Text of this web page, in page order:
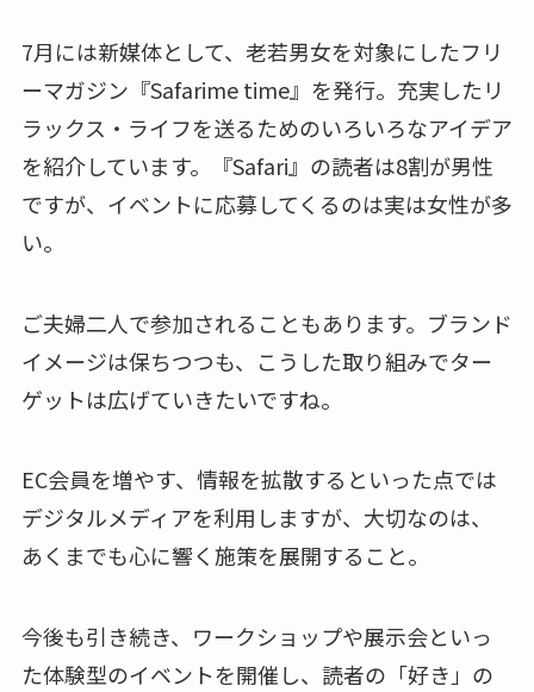
7月には新媒体として、老若男女を対象にしたフリ
ーマガジン『Safarime time』を発行。充実したリ
ラックス・ライフを送るためのいろいろなアイデア
を紹介しています。『Safari』の読者は8割が男性
ですが、イベントに応募してくるのは実は女性が多
い。
ご夫婦二人で参加されることもあります。ブランド
イメージは保ちつつも、こうした取り組みでター
ゲットは広げていきたいですね。
EC会員を増やす、情報を拡散するといった点では
デジタルメディアを利用しますが、大切なのは、
あくまでも心に響く施策を展開すること。
今後も引き続き、ワークショップや展示会といっ
た体験型のイベントを開催し、読者の「好き」の